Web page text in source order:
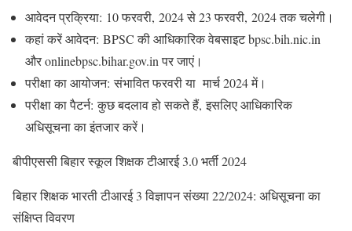
आवेदन प्रक्रिया: 10 फरवरी, 2024 से 23 फरवरी, 2024 तक चलेगी।
कहां करें आवेदन: BPSC की आधिकारिक वेबसाइट bpsc.bih.nic.in
और onlinebpsc.bihar.gov.in पर जाएं।
परीक्षा का आयोजन: संभावित फरवरी या मार्च 2024 में।
परीक्षा का पैटर्न: कुछ बदलाव हो सकते हैं, इसलिए आधिकारिक
अधिसूचना का इंतजार करें।
बीपीएससी बिहार स्कूल शिक्षक टीआरई 3.0 भर्ती 2024
बिहार शिक्षक भारती टीआरई 3 विज्ञापन संख्या 22/2024: अधिसूचना का
संक्षिप्त विवरण